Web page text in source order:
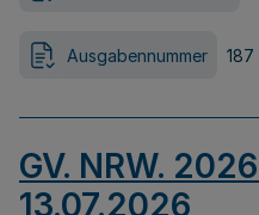
Ausgabennummer 187
GV. NRW.
13.07.2026